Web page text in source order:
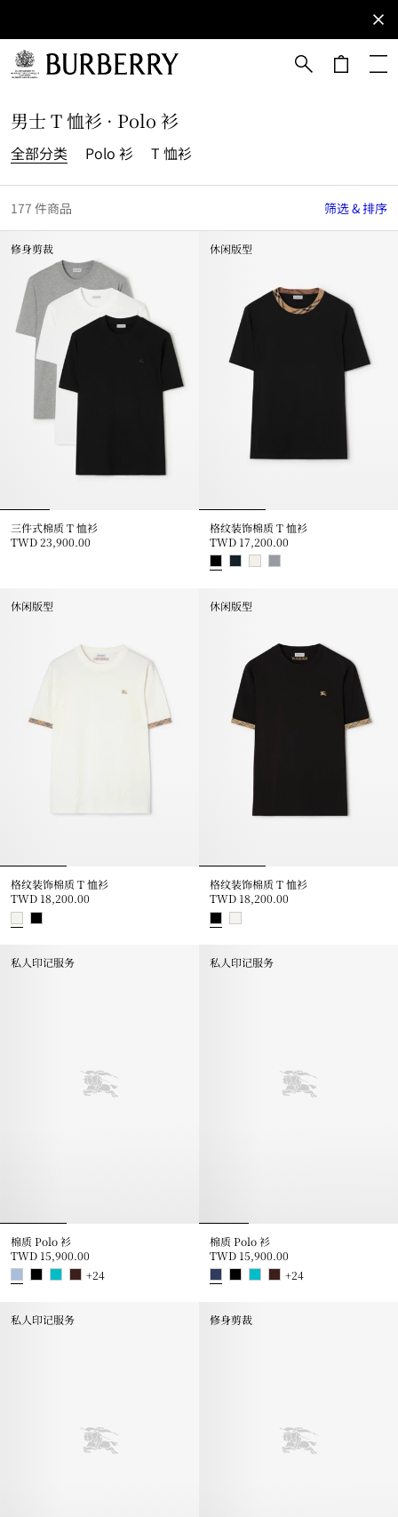
订阅获取
Burberry
品牌资
男士 T 恤衫 · Polo 衫
全部分类 Polo 衫 T 恤衫
177 件商品 筛选 & 排序
修身剪裁
三件式棉质 T 恤衫
TWD 23,900.00
三件式棉质 T 恤衫, TWD 23,900.00
休闲版型
格纹装饰棉质 T 恤衫
TWD 17,200.00
休闲版型
格纹装饰棉质 T 恤衫
TWD 18,200.00
休闲版型
格纹装饰棉质 T 恤衫
TWD 18,200.00
私人印记服务
棉质 Polo 衫
TWD 15,900.00
+24
私人印记服务
棉质 Polo 衫
TWD 15,900.00
+24
私人印记服务 修身剪裁